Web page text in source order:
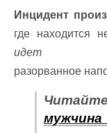
Инцидент
где находится
идет
разорванное